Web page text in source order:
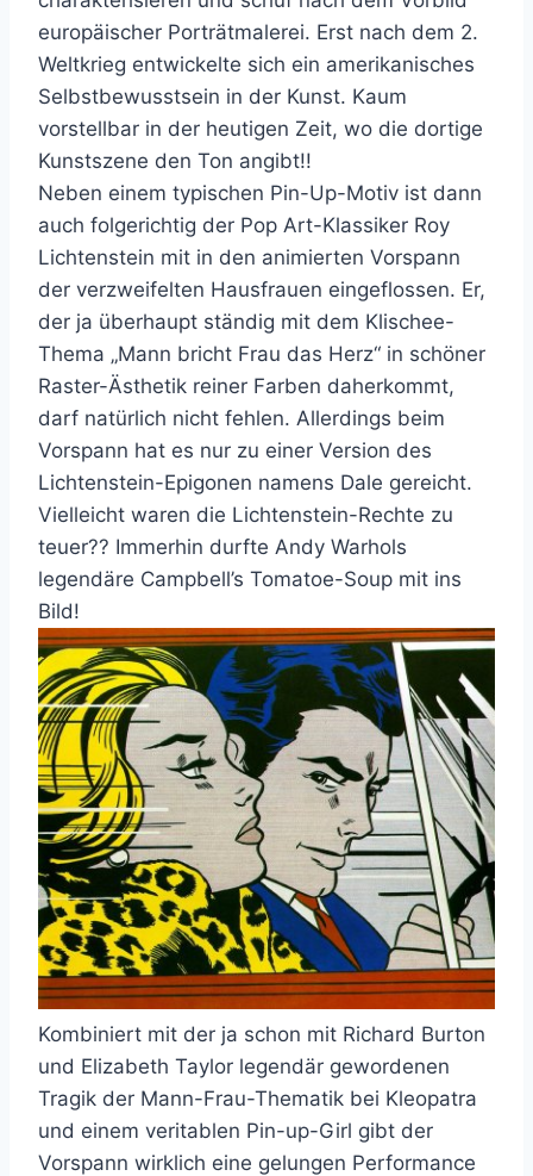
europäischer Porträtmalerei. Erst nach dem 2.
Weltkrieg entwickelte sich ein amerikanisches
Selbstbewusstsein in der Kunst. Kaum
vorstellbar in der heutigen Zeit, wo die dortige
Kunstszene den Ton angibt!!
Neben einem typischen Pin-Up-Motiv ist dann
auch folgerichtig der Pop Art-Klassiker Roy
Lichtenstein mit in den animierten Vorspann
der verzweifelten Hausfrauen eingeflossen. Er,
der ja überhaupt ständig mit dem Klischee-
Thema „Mann bricht Frau das Herz“ in schöner
Raster-Ästhetik reiner Farben daherkommt,
darf natürlich nicht fehlen. Allerdings beim
Vorspann hat es nur zu einer Version des
Lichtenstein-Epigonen namens Dale gereicht.
Vielleicht waren die Lichtenstein-Rechte zu
teuer?? Immerhin durfte Andy Warhols
legendäre Campbell’s Tomatoe-Soup mit ins
Bild!
Kombiniert mit der ja schon mit Richard Burton
und Elizabeth Taylor legendär gewordenen
Tragik der Mann-Frau-Thematik bei Kleopatra
und einem veritablen Pin-up-Girl gibt der
Vorspann wirklich eine gelungen Performance